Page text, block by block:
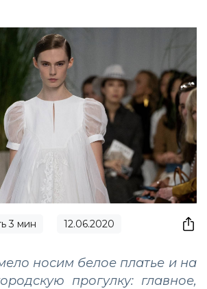
3 мин 12.06.2020
носим белое платье и на
прогулку: главное,